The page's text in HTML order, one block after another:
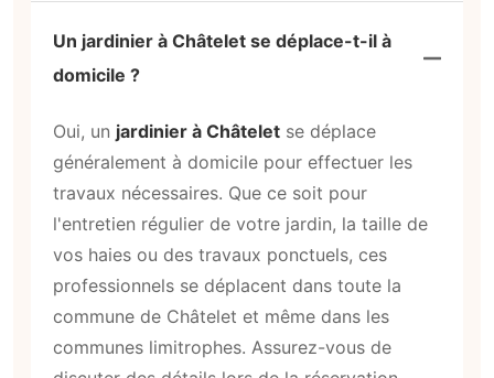
Un jardinier à Châtelet se déplace-t-il à
domicile ?
Oui, un jardinier à Châtelet se déplace
généralement à domicile pour effectuer les
travaux nécessaires. Que ce soit pour
l'entretien régulier de votre jardin, la taille de
vos haies ou des travaux ponctuels, ces
professionnels se déplacent dans toute la
commune de Châtelet et même dans les
communes limitrophes. Assurez-vous de